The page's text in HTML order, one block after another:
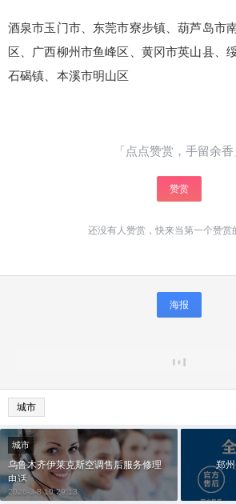
酒泉市玉门市、东莞市寮步镇、葫芦岛市
区、广西柳州市鱼峰区、黄冈市英山县、
石碣镇、本溪市明山区
「点点赞赏，手留余香
赞赏
还没有人赞赏，快来当第一个赞赏
海报
城市
城市
乌鲁木齐伊莱克斯空调售后服务修理
电话
2026-3-8 10:29:13
郑